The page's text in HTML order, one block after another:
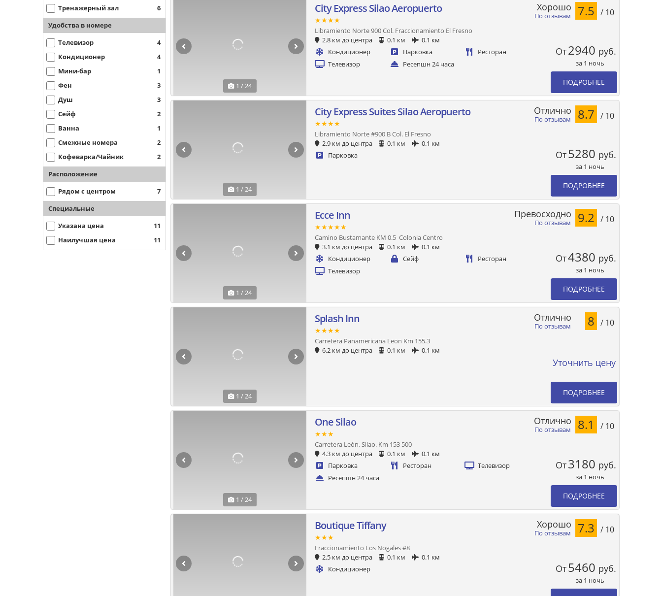
Тренажерный зал
6
Удобства в номере
Телевизор
4
Кондиционер
4
Мини-бар
1
Фен
3
Душ
3
Сейф
2
Ванна
1
Смежные номера
2
Кофеварка/Чайник
2
Расположение
Рядом с центром 7
Специальные
Указана цена
11
Наилучшая цена
11
1 / 24
City Express Silao Aeropuerto
★★★★
Libramiento Norte 900 Col. Fraccionamiento El Fresno
2.8 км до центра
0.1 км
0.1 км
Кондиционер
Парковка
Ресторан
Телевизор
Ресепшн 24 часа
По отзывам
Хорошо 7.5 / 10
От2940 руб.
за 1 ночь
ПОДРОБНЕЕ
1 / 24
City Express Suites Silao Aeropuerto
★★★★
Libramiento Norte #900 B Col. El Fresno
2.9 км до центра
0.1 км
0.1 км
Парковка
По отзывам
Отлично 8.7 / 10
От5280 руб.
за 1 ночь
ПОДРОБНЕЕ
1 / 24
Ecce Inn
★★★★★
Camino Bustamante KM 0.5 Colonia Centro
3.1 км до центра
0.1 км
0.1 км
Кондиционер
Сейф
Ресторан
Телевизор
По отзывам
Превосходно 9.2 / 10
От4380 руб.
за 1 ночь
ПОДРОБНЕЕ
1 / 24
Splash Inn
★★★★
Carretera Panamericana Leon Km 155.3
6.2 км до центра
0.1 км 0.1 км
По отзывам
Отлично 8 / 10
Уточнить цену
ПОДРОБНЕЕ
1 / 24
One Silao
★★★
Carretera León, Silao. Km 153 500
4.3 км до центра
0.1 км
0.1 км
Парковка
Ресторан
Телевизор
Ресепшн 24 часа
По отзывам
Отлично 8.1 / 10
От3180 руб.
за 1 ночь
ПОДРОБНЕЕ
Boutique Tiffany
★★★
Fraccionamiento Los Nogales #8
2.5 км до центра
0.1 км
0.1 км
Кондиционер
По отзывам
Хорошо 7.3 / 10
От5460 руб.
за 1 ночь